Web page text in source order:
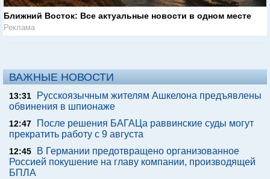
Ближний Восток: Все актуальные новости в одном месте
Реклама
ВАЖНЫЕ НОВОСТИ
13:31
Русскоязычным жителям Ашкелона предъявлены
обвинения в шпионаже
12:47
После решения БАГАЦа раввинские суды могут
прекратить работу с 9 августа
12:45
В Германии предотвращено организованное
Россией покушение на главу компании, производящей
БПЛА